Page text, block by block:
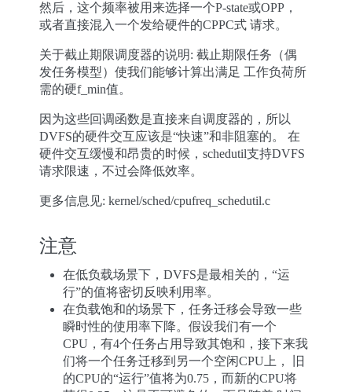
然后，这个频率被用来选择一个P-state或OPP，
或者直接混入一个发给硬件的CPPC式 请求。
关于截止期限调度器的说明: 截止期限任务（偶
发任务模型）使我们能够计算出满足 工作负荷所
需的硬f_min值。
因为这些回调函数是直接来自调度器的，所以
DVFS的硬件交互应该是“快速”和非阻塞的。 在
硬件交互缓慢和昂贵的时候，schedutil支持DVFS
请求限速，不过会降低效率。
更多信息见: kernel/sched/cpufreq_schedutil.c
注意
在低负载场景下，DVFS是最相关的，“运
行”的值将密切反映利用率。
在负载饱和的场景下，任务迁移会导致一些
瞬时性的使用率下降。假设我们有一个
CPU，有4个任务占用导致其饱和，接下来我
们将一个任务迁移到另一个空闲CPU上， 旧
的CPU的“运行”值将为0.75，而新的CPU将